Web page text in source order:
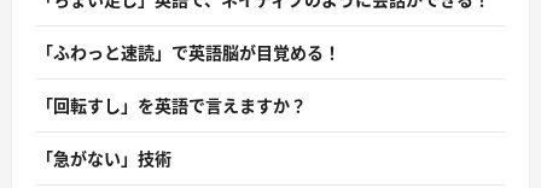
「ふわっと速読」で英語脳が目覚める！
「回転すし」を英語で言えますか？
「急がない」技術